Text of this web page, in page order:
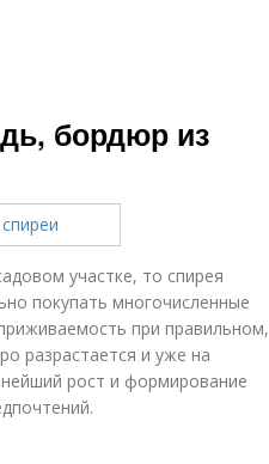
бордюр из
участке, то спирея
покупать многочисленные
при правильном,
разрастается и уже на
рост и формирование